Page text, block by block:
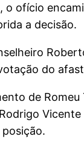
ofício
a decisão.
do
de